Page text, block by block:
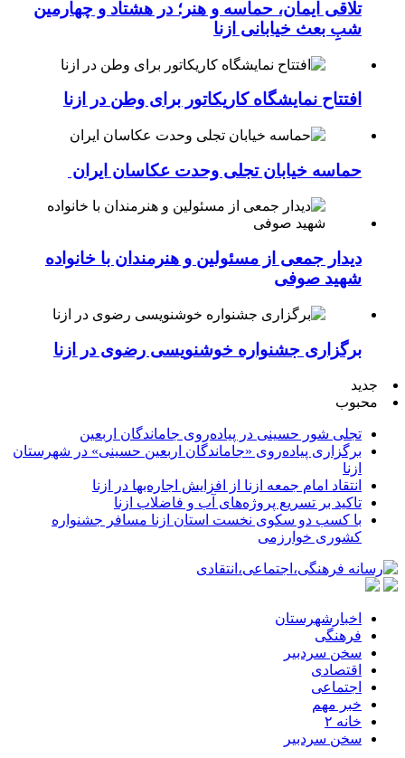
تلاقی ایمان، حماسه و هنر؛ در هشتاد و چهارمین
شبِ بعث خیابانی ازنا
افتتاح نمایشگاه کاریکاتور برای وطن در ازنا
حماسه خیابان تجلی وحدت عکاسان ایران
دیدار جمعی از مسئولین و هنرمندان با خانواده
شهید صوفی
برگزاری جشنواره خوشنویسی رضوی در ازنا
جدید
محبوب
تجلی شور حسینی در پیاده‌روی جاماندگان اربعین
برگزاری پیاده‌روی «جاماندگان اربعین حسینی» در شهرستان
ازنا
انتقاد امام جمعه ازنا از افزایش اجاره‌بها در ازنا
تاکید بر تسریع پروژه‌های آب و فاضلاب ازنا
با کسب دو سکوی نخست استان ازنا مسافر جشنواره
کشوری خوارزمی
اخبارشهرستان
فرهنگی
سخن سردبیر
اقتصادی
اجتماعی
خبر مهم
خانه ۲
سخن سردبیر